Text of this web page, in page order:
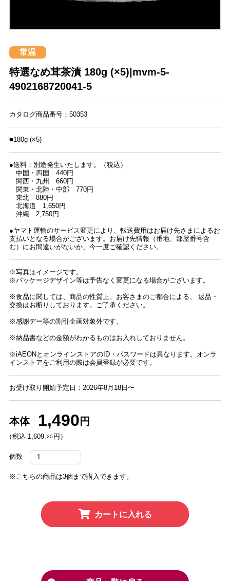
常温
特選なめ茸茶漬 180g (×5)|mvm-5-
4902168720041-5
カタログ商品番号：50353
■180g (×5)
●送料：別途発生いたします。（税込）
中国・四国 440円
関西・九州 660円
関東・北陸・中部 770円
東北 880円
北海道 1,650円
沖縄 2,750円
●ヤマト運輸のサービス変更により、転送費用はお届け先さまによるお
支払いとなる場合がございます。お届け先情報（番地、部屋番号含
む）にお間違いがないか、今一度ご確認ください。
※写真はイメージです。
※パッケージデザイン等は予告なく変更になる場合がございます。
※食品に関しては、商品の性質上、お客さまのご都合による、 返品・
交換はお断りしております。ご了承ください。
※感謝デー等の割引企画対象外です。
※納品書などの金額がわかるものはお入れしておりません。
※iAEONとオンラインストアのID・パスワードは異なります。オンラ
インストアをご利用の際は会員登録が必要です。
お受け取り開始予定日：2026年8月18日〜
本体 1,490 円
（税込 1,609. 20円）
個数
※こちらの商品は3個まで購入できます。
カートに入れる